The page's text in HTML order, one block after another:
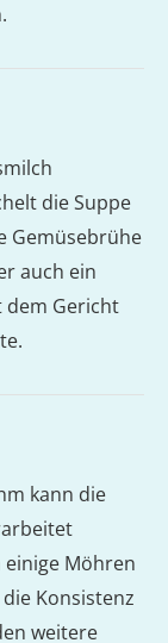
die Suppe
Gemüsebrühe
auch ein
dem Gericht
kann die
Möhren
Konsistenz
weitere